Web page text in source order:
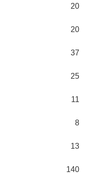
20
20
37
25
11
8
13
140